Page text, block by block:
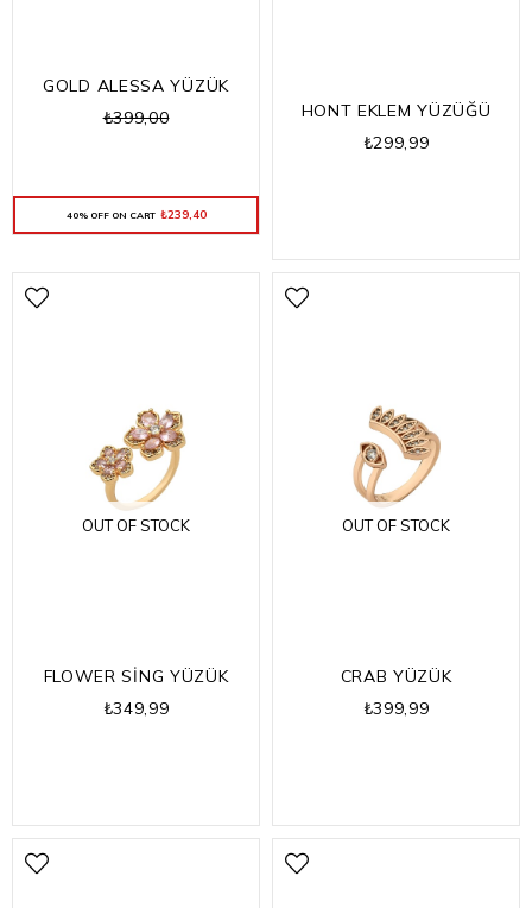
GOLD ALESSA YÜZÜK
₺399,00
40% OFF ON CART ₺239,40
HONT EKLEM YÜZÜĞÜ
₺299,99
OUT OF STOCK
FLOWER SİNG YÜZÜK
₺349,99
OUT OF STOCK
CRAB YÜZÜK
₺399,99